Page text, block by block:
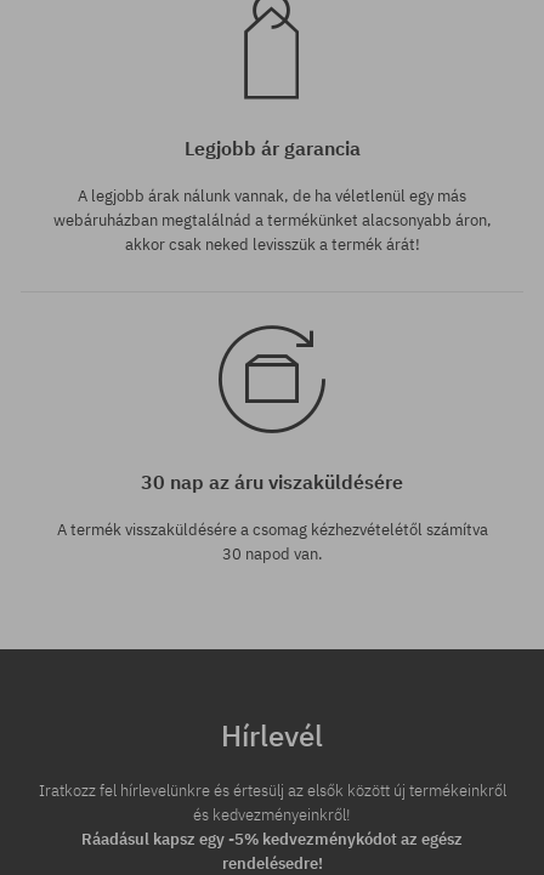
Legjobb ár garancia
A legjobb árak nálunk vannak, de ha véletlenül egy más
webáruházban megtalálnád a termékünket alacsonyabb áron,
akkor csak neked levisszük a termék árát!
30 nap az áru viszaküldésére
A termék visszaküldésére a csomag kézhezvételétől számítva
30 napod van.
Hírlevél
Iratkozz fel hírlevelünkre és értesülj az elsők között új termékeinkről
és kedvezményeinkről!
Ráadásul kapsz egy -5% kedvezménykódot az egész
rendelésedre!